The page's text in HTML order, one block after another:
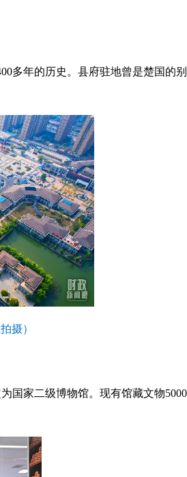
多年的历史。县府驻地曾是楚国的别
摄）
国家二级博物馆。现有馆藏文物